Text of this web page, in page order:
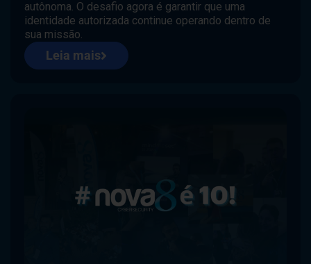
autônoma. O desafio agora é garantir que uma
identidade autorizada continue operando dentro de
sua missão.
Leia mais